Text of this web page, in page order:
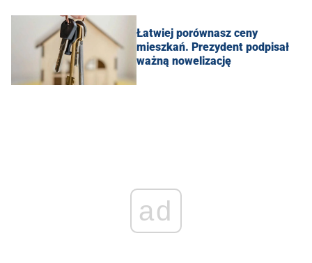
Łatwiej porównasz ceny
mieszkań. Prezydent podpisał
ważną nowelizację
ad